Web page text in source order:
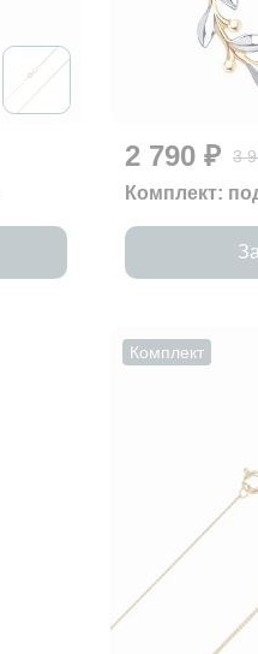
2 790 ₽ 3
Комплект:
Комплект